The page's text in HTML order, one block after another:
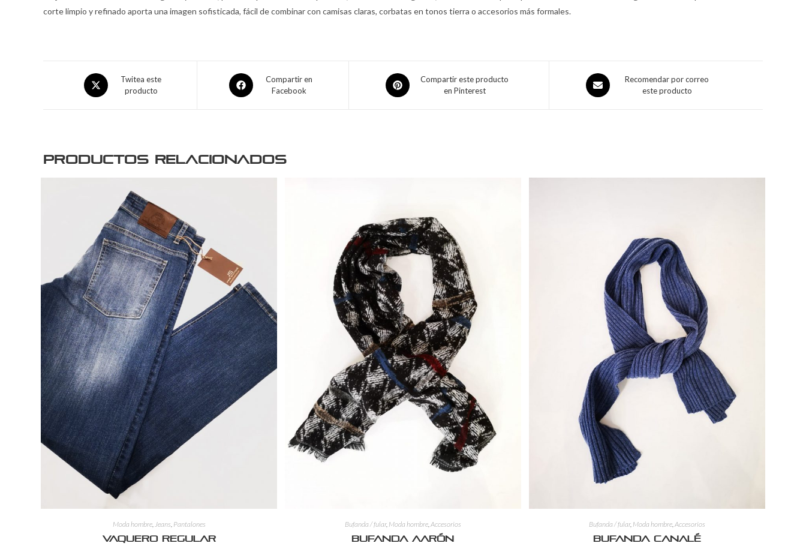
corte limpio y refinado aporta una imagen sofisticada, fácil de combinar con camisas claras, corbatas en tonos tierra o accesorios más formales.
Twitea este
producto
Compartir en
Facebook
Compartir este producto
en Pinterest
Recomendar por correo
este producto
Productos relacionados
Moda hombre, Jeans Pantalones
Vaquero regular
Bufanda / fular, Moda hombre, Accesorios
Bufanda Aarón
Bufanda / fular, Moda hombre, Accesorios
Bufanda canalé